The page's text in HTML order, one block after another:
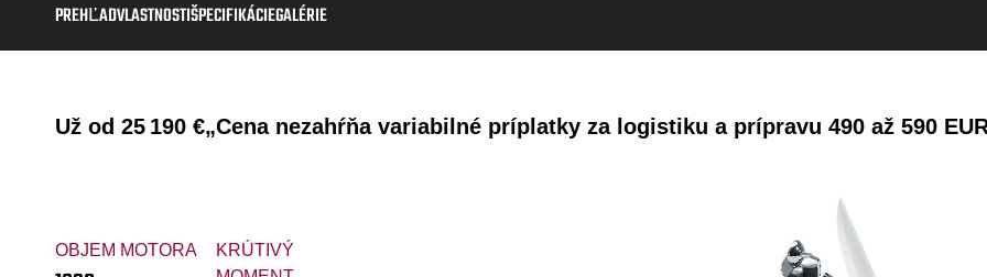
PREHĽADVLASTNOSTIŠPECIFIKÁCIEGALÉRIE
Už od 25 190 €„Cena nezahŕňa variabilné príplatky za logistiku a prípravu 490 až 590
OBJEM MOTORA
KRÚTIVÝ